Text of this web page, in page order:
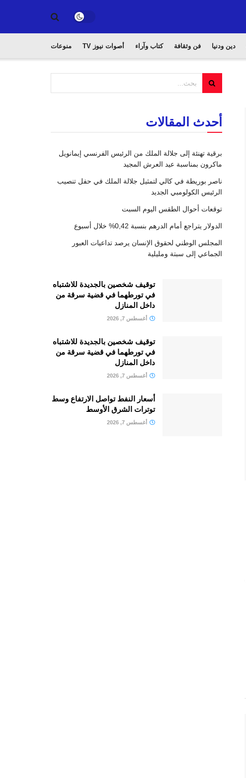
دين ودنيا فن وثقافة كتاب وآراء أصوات نيوز TV منوعات
أحدث المقالات
برقية تهنئة إلى جلالة الملك من الرئيس الفرنسي إيمانويل
ماكرون بمناسبة عيد العرش المجيد
ناصر بوريطة في كالي لتمثيل جلالة الملك في حفل تنصيب
الرئيس الكولومبي الجديد
توقعات أحوال الطقس اليوم السبت
الدولار يتراجع أمام الدرهم بنسبة 0,42% خلال أسبوع
المجلس الوطني لحقوق الإنسان يرصد تداعيات العبور
الجماعي إلى سبتة ومليلية
توقيف شخصين بالجديدة للاشتباه
في تورطهما في قضية سرقة من
داخل المنازل
أغسطس 7, 2026
توقيف شخصين بالجديدة للاشتباه
في تورطهما في قضية سرقة من
داخل المنازل
أغسطس 7, 2026
أسعار النفط تواصل الارتفاع وسط
توترات الشرق الأوسط
أغسطس 7, 2026